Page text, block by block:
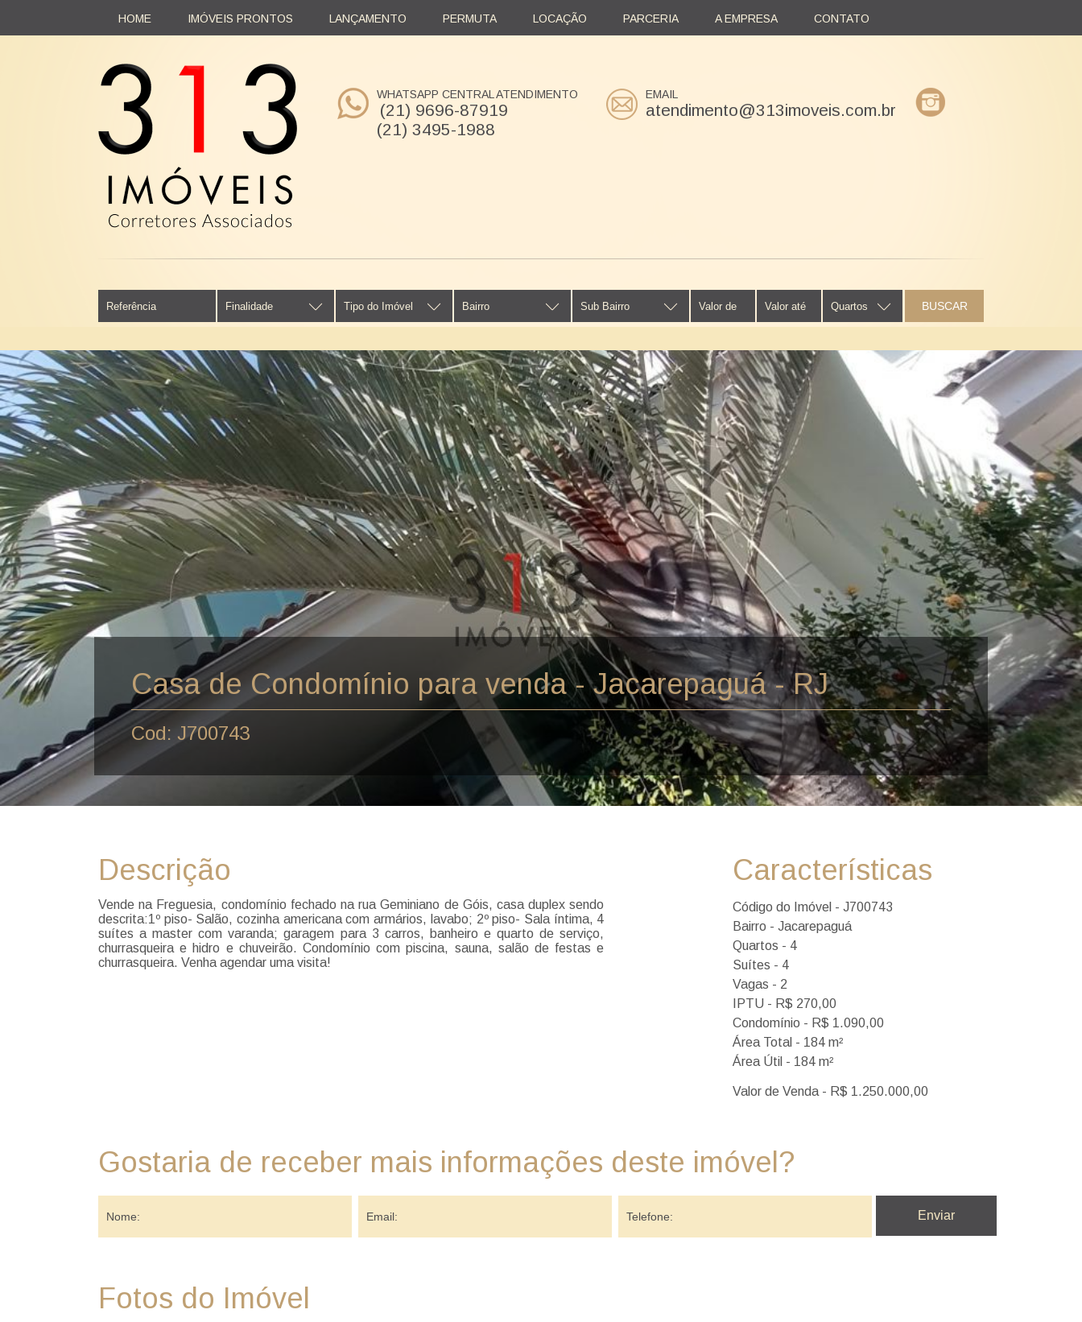
HOME IMÓVEIS PRONTOS LANÇAMENTO PERMUTA LOCAÇÃO PARCERIA A EMPRESA CONTATO
WHATSAPP CENTRAL ATENDIMENTO
(21) 9696-87919
(21) 3495-1988
EMAIL
atendimento@313imoveis.com.br
Casa de Condomínio para venda - Jacarepaguá - RJ
Cod: J700743
Descrição
Vende na Freguesia, condomínio fechado na rua Geminiano de Góis, casa duplex sendo
descrita:1º piso- Salão, cozinha americana com armários, lavabo; 2º piso- Sala íntima, 4
suítes a master com varanda; garagem para 3 carros, banheiro e quarto de serviço,
churrasqueira e hidro e chuveirão. Condomínio com piscina, sauna, salão de festas e
churrasqueira. Venha agendar uma visita!
Características
Código do Imóvel - J700743
Bairro - Jacarepaguá
Quartos - 4
Suítes - 4
Vagas - 2
IPTU - R$ 270,00
Condomínio - R$ 1.090,00
Área Total - 184 m²
Área Útil - 184 m²
Valor de Venda - R$ 1.250.000,00
Gostaria de receber mais informações deste imóvel?
Fotos do Imóvel